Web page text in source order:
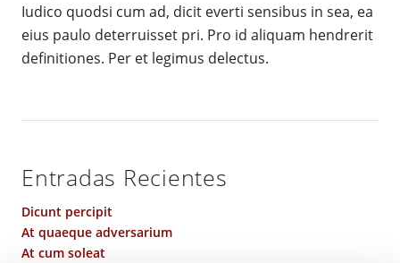
Iudico quodsi cum ad, dicit everti sensibus in sea, ea
eius paulo deterruisset pri. Pro id aliquam hendrerit
definitiones. Per et legimus delectus.
Entradas Recientes
Dicunt percipit
At quaeque adversarium
At cum soleat